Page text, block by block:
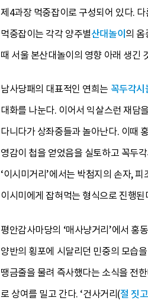
제4과장 먹중잡이로 구성되어 있다.
먹중잡이는 각각 양주별산대놀이의 옴
때 서울 본산대놀이의 영향 아래 생긴
남사당패의 대표적인 연희는 꼭두각시
대화를 나눈다. 이어서 익살스런 재담
다니다가 상좌중들과 놀아난다. 이때
영감이 첩을 얻었음을 실토하고 꼭두
‘이시미거리’에서는 박첨지의 손자,
이시미에게 잡혀먹는 형식으로 진행
평안감사마당의 ‘매사냥거리’에서 홍
양반의 횡포에 시달리던 민중의 모습
땡금줄을 물려 즉사했다는 소식을 전
로 상여를 밀고 간다. ‘건사거리(절 짓